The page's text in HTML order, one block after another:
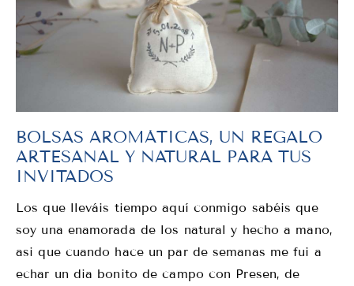
BOLSAS AROMÁTICAS, UN REGALO
ARTESANAL Y NATURAL PARA TUS
INVITADOS
Los que lleváis tiempo aquí conmigo sabéis que
soy una enamorada de los natural y hecho a mano,
asi que cuando hace un par de semanas me fui a
echar un dia bonito de campo con Presen, de